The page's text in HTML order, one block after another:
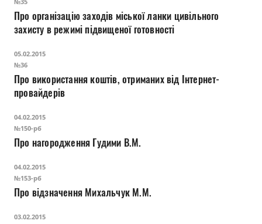
Публічна інформація
Про організацію заходів міської ланки цивільного
захисту в режимі підвищеної готовності
05.02.2015
№36
Про використання коштів, отриманих від Інтернет-
провайдерів
04.02.2015
№150-рб
Про нагородження Гудими В.М.
04.02.2015
№153-рб
Про відзначення Михальчук М.М.
03.02.2015